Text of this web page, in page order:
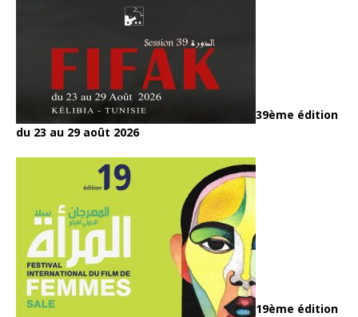
39ème édition
du 23 au 29 août 2026
19ème édition